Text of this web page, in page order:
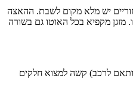
יש מלא מקום לשבת. ההאצה
מזגן מקפיא בכל האוטו גם בשורה
לרכב) קשה למצוא חלקים